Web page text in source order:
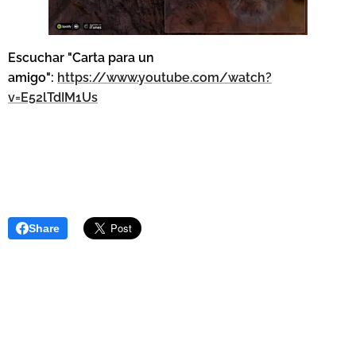
Escuchar "Carta para un
amigo": https://www.youtube.com/watch?
v=E52lTdIM1Us
Share